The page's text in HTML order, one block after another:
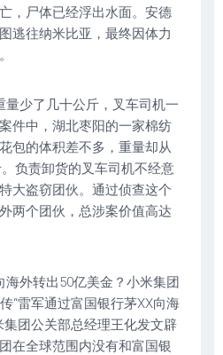
，尸体已经浮出水面。安德
逃往纳米比亚，最终因体力
量少了几十公斤，叉车司机一
件中，湖北枣阳的一家棉纺
包的体积差不多，重量却从
负责卸货的叉车司机不经意
大盗窃团伙。通过侦查这个
两个团伙，总涉案价值高达
海外转出50亿美金？小米集团
“雷军通过富国银行茅XX向海
集团公关部总经理王化发文辟
在全球范围内没有和富国银